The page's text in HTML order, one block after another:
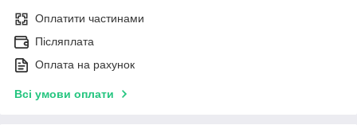
Оплатити частинами
Післяплата
Оплата на рахунок
Всі умови оплати